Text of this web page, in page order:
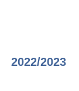
2022/2023